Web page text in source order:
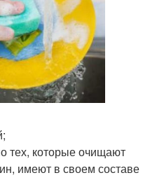
тех, которые очищают
имеют в своем составе